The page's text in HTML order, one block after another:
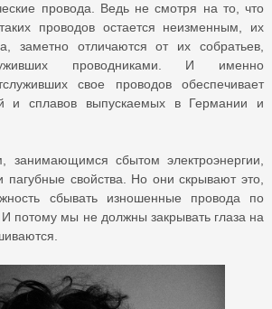
провода. Ведь не смотря на то, что
проводов остается неизменным, их
заметно отличаются от их собратьев,
проводниками. И именно
свое проводов обеспечивает
и сплавов выпускаемых в Германии и
занимающимся сбытом электроэнергии,
пагубные свойства. Но они скрывают это,
сбывать изношенные провода по
потому мы не должны закрывать глаза на